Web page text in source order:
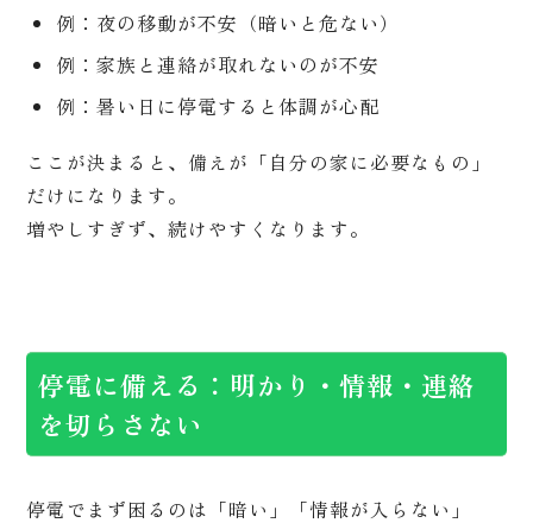
例：夜の移動が不安（暗いと危ない）
例：家族と連絡が取れないのが不安
例：暑い日に停電すると体調が心配
ここが決まると、備えが「自分の家に必要なもの」
だけになります。
増やしすぎず、続けやすくなります。
停電に備える：明かり・情報・連絡
を切らさない
停電でまず困るのは「暗い」「情報が入らない」